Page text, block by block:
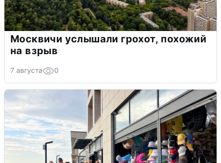
Москвичи услышали грохот, похожий
на взрыв
7 августа 0